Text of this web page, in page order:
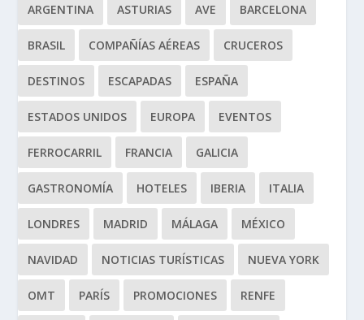
ARGENTINA ASTURIAS AVE BARCELONA
BRASIL COMPAÑÍAS AÉREAS CRUCEROS
DESTINOS ESCAPADAS ESPAÑA
ESTADOS UNIDOS EUROPA EVENTOS
FERROCARRIL FRANCIA GALICIA
GASTRONOMÍA HOTELES IBERIA ITALIA
LONDRES MADRID MÁLAGA MÉXICO
NAVIDAD NOTICIAS TURÍSTICAS NUEVA YORK
OMT PARÍS PROMOCIONES RENFE